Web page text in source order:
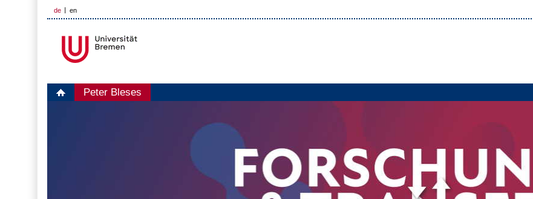
de en
Peter Bleses